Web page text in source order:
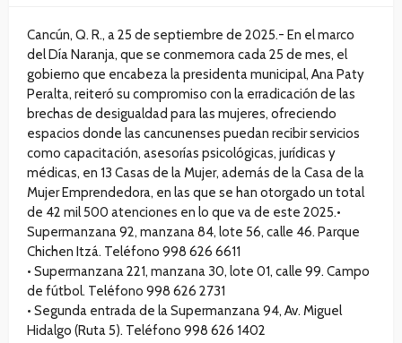
Cancún, Q. R., a 25 de septiembre de 2025.- En el marco
del Día Naranja, que se conmemora cada 25 de mes, el
gobierno que encabeza la presidenta municipal, Ana Paty
Peralta, reiteró su compromiso con la erradicación de las
brechas de desigualdad para las mujeres, ofreciendo
espacios donde las cancunenses puedan recibir servicios
como capacitación, asesorías psicológicas, jurídicas y
médicas, en 13 Casas de la Mujer, además de la Casa de la
Mujer Emprendedora, en las que se han otorgado un total
de 42 mil 500 atenciones en lo que va de este 2025.•⁠
⁠Supermanzana 92, manzana 84, lote 56, calle 46. Parque
Chichen Itzá. Teléfono 998 626 6611
•⁠ ⁠Supermanzana 221, manzana 30, lote 01, calle 99. Campo
de fútbol. Teléfono 998 626 2731
•⁠ ⁠Segunda entrada de la Supermanzana 94, Av. Miguel
Hidalgo (Ruta 5). Teléfono 998 626 1402